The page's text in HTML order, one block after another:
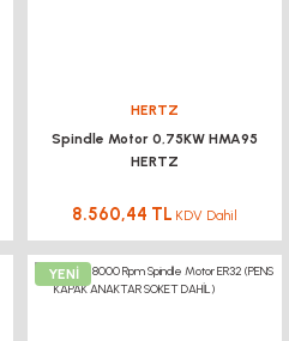
HERTZ
Spindle Motor 0,75KW HMA95
HERTZ
8.560,44 TL KDV Dahil
YENİ